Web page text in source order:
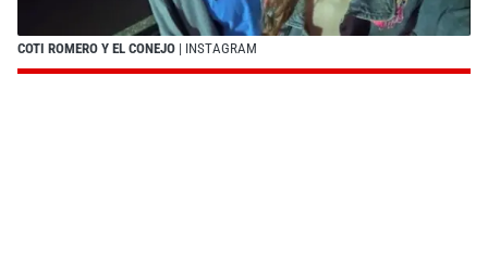
COTI ROMERO Y EL CONEJO | INSTAGRAM